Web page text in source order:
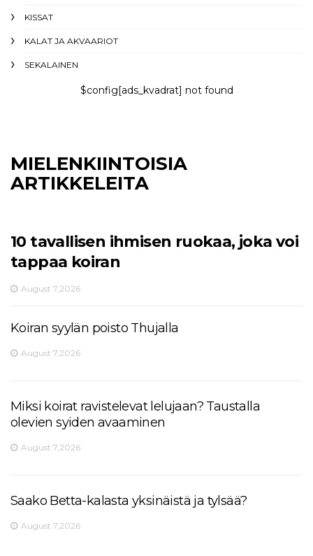
KISSAT
KALAT JA AKVAARIOT
SEKALAINEN
$config[ads_kvadrat] not found
MIELENKIINTOISIA
ARTIKKELEITA
10 tavallisen ihmisen ruokaa, joka voi
tappaa koiran
August 7,2026
Koiran syylän poisto Thujalla
August 7,2026
Miksi koirat ravistelevat lelujaan? Taustalla
olevien syiden avaaminen
August 7,2026
Saako Betta-kalasta yksinäistä ja tylsää?
August 7,2026